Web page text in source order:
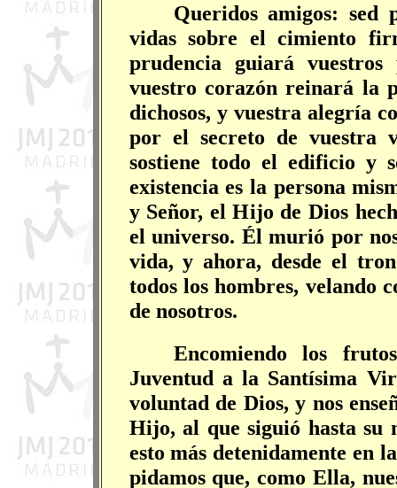
Queridos amigos: sed
vidas sobre el cimiento
prudencia guiará
vuestro corazón reinará la
dichosos, y vuestra alegría
por el secreto de vuestra
sostiene todo el edificio y
existencia es la persona
y Señor, el Hijo de Dios
el universo. Él murió por
vida, y ahora, desde el
todos los hombres, velando
de nosotros.
Encomiendo los
Juventud a la Santísima
voluntad de Dios, y nos
Hijo, al que siguió hasta su
esto más detenidamente en
pidamos que, como Ella,